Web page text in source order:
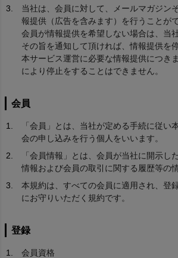
当社は、会員に対して、メールマガジン
報提供（広告を含みます）を行うことが
会員が情報提供を希望しない場合は、当
その旨を通知して頂ければ、情報提供を
本サービス運営に必要な情報提供につき
により停止をすることはできません。
会員
「会員」とは、当社が定める手続に従い
会の申し込みを行う個人をいいます。
「会員情報」とは、会員が当社に開示し
情報および会員の取引に関する履歴等の
本規約は、すべての会員に適用され、登
にお守りいただく規約です。
登録
会員資格